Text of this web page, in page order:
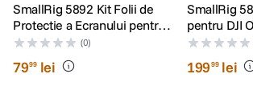
SmallRig 5892 Kit Folii de
Protectie a Ecranului pentru
DJI Osmo Action 6
(0)
7999 lei
SmallRig
pentru DJI
19999 lei